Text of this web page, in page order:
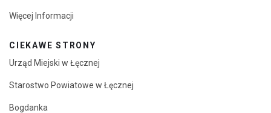
Więcej Informacji
CIEKAWE STRONY
Urząd Miejski w Łęcznej
Starostwo Powiatowe w Łęcznej
Bogdanka